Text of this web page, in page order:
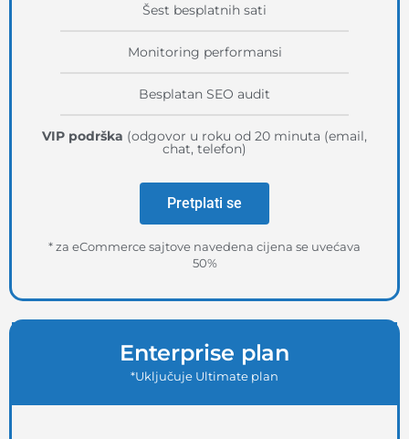
Šest besplatnih sati
Monitoring performansi
Besplatan SEO audit
VIP podrška (odgovor u roku od 20 minuta (email,
chat, telefon)
Pretplati se
* za eCommerce sajtove navedena cijena se uvećava
50%
Enterprise plan
*Uključuje Ultimate plan